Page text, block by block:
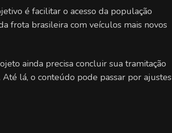
é facilitar o acesso da população
frota brasileira com veículos mais novos
ainda precisa concluir sua tramitação
lá, o conteúdo pode passar por ajustes